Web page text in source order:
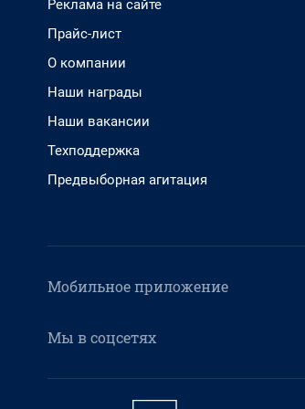
Реклама на сайте
Прайс-лист
О компании
Наши награды
Наши вакансии
Техподдержка
Предвыборная агитация
Мобильное приложение
Мы в соцсетях